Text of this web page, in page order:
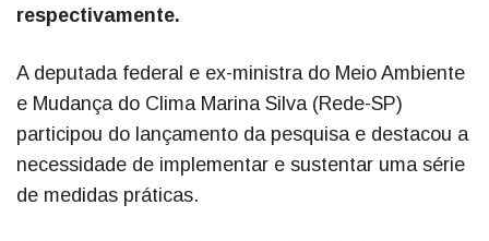
respectivamente.
A deputada federal e ex-ministra do Meio Ambiente
e Mudança do Clima Marina Silva (Rede-SP)
participou do lançamento da pesquisa e destacou a
necessidade de implementar e sustentar uma série
de medidas práticas.